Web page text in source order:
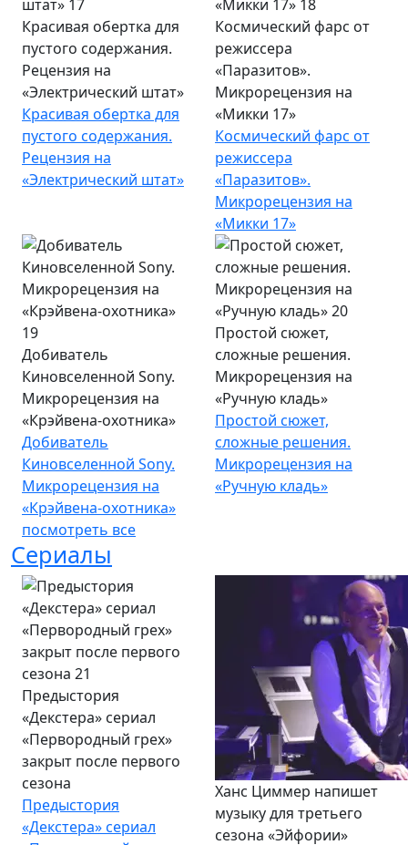
Красивая обертка для
пустого содержания.
Рецензия на
«Электрический штат»
Красивая обертка для
пустого содержания.
Рецензия на
«Электрический штат»
Космический фарс от
режиссера
«Паразитов».
Микрорецензия на
«Микки 17»
Космический фарс от
режиссера
«Паразитов».
Микрорецензия на
«Микки 17»
Добиватель
Киновселенной Sony.
Микрорецензия на
«Крэйвена-охотника»
Добиватель
Киновселенной Sony.
Микрорецензия на
«Крэйвена-охотника»
Простой сюжет,
сложные решения.
Микрорецензия на
«Ручную кладь»
Простой сюжет,
сложные решения.
Микрорецензия на
«Ручную кладь»
посмотреть все
Сериалы
Предыстория
«Декстера» сериал
«Первородный грех»
закрыт после первого
сезона
Предыстория
«Декстера» сериал
Ханс Циммер напишет
музыку для третьего
сезона «Эйфории»